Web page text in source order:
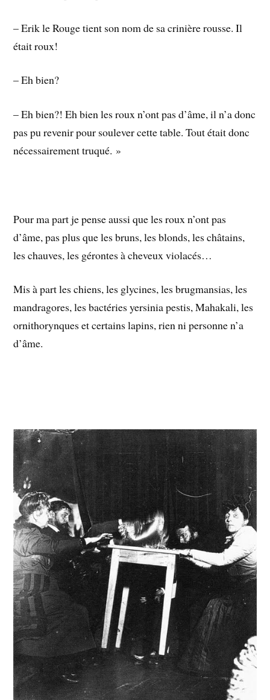
– Erik le Rouge tient son nom de sa crinière rousse. Il
était roux!
– Eh bien?
– Eh bien?! Eh bien les roux n’ont pas d’âme, il n’a donc
pas pu revenir pour soulever cette table. Tout était donc
nécessairement truqué. »
Pour ma part je pense aussi que les roux n’ont pas
d’âme, pas plus que les bruns, les blonds, les châtains,
les chauves, les gérontes à cheveux violacés…
Mis à part les chiens, les glycines, les brugmansias, les
mandragores, les bactéries yersinia pestis, Mahakali, les
ornithorynques et certains lapins, rien ni personne n’a
d’âme.